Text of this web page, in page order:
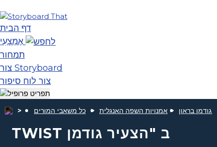
דף הבית
אֶמְצָעִי
תמחור
צור Storyboard
צור לוח סיפור
כל משאבי המורים אמנויות השפה האנגלית גודמן בראון
TWIST ב "הצעיר גודמן